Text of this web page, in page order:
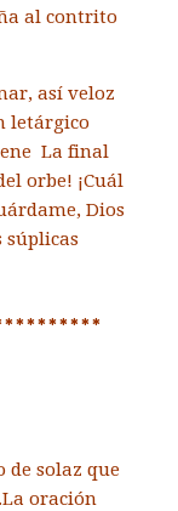
al contrito
así veloz
letárgico
La final
orbe! ¡Cuál
Dios
súplicas
de solaz que
La oración